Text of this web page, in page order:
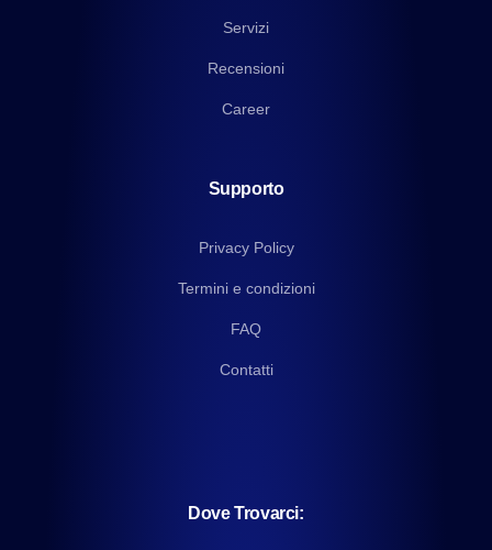
Servizi
Recensioni
Career
Supporto
Privacy Policy
Termini e condizioni
FAQ
Contatti
Dove Trovarci: